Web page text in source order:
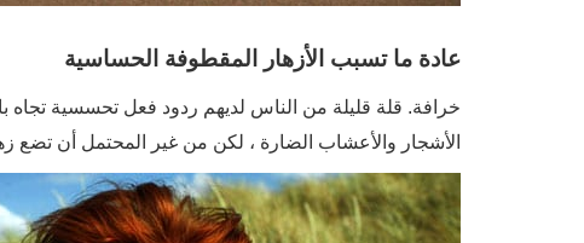
عادة ما تسبب الأزهار المقطوفة الحساسية
خرافة. قلة قليلة من الناس لديهم ردود فعل تحسسية تجاه
الأشجار والأعشاب الضارة ، لكن من غير المحتمل أن تضع